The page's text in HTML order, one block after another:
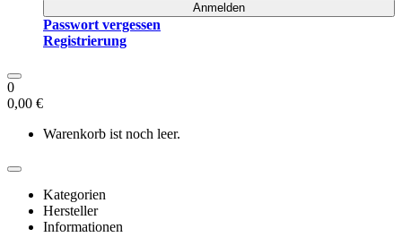
Anmelden
Passwort vergessen
Registrierung
0
0,00 €
Warenkorb ist noch leer.
Kategorien
Hersteller
Informationen